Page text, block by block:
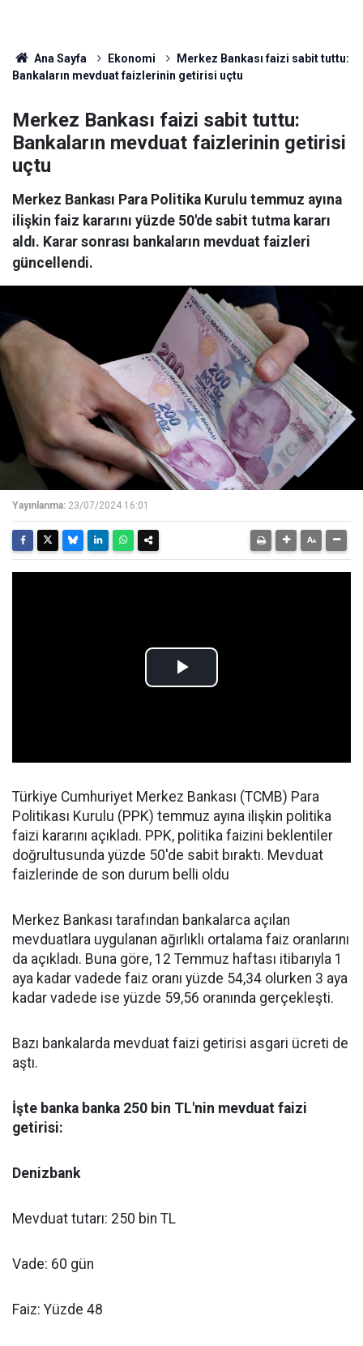
Ana Sayfa Ekonomi
Merkez Bankası faizi sabit tuttu:
Bankaların mevduat faizlerinin getirisi uçtu
Merkez Bankası faizi sabit tuttu:
Bankaların mevduat faizlerinin getirisi
uçtu
Merkez Bankası Para Politika Kurulu temmuz ayına
ilişkin faiz kararını yüzde 50'de sabit tutma kararı
aldı. Karar sonrası bankaların mevduat faizleri
güncellendi.
Yayınlanma: 23/07/2024 16:01
Türkiye Cumhuriyet Merkez Bankası (TCMB) Para
Politikası Kurulu (PPK) temmuz ayına ilişkin politika
faizi kararını açıkladı. PPK, politika faizini beklentiler
doğrultusunda yüzde 50'de sabit bıraktı. Mevduat
faizlerinde de son durum belli oldu
Merkez Bankası tarafından bankalarca açılan
mevduatlara uygulanan ağırlıklı ortalama faiz oranlarını
da açıkladı. Buna göre, 12 Temmuz haftası itibarıyla 1
aya kadar vadede faiz oranı yüzde 54,34 olurken 3 aya
kadar vadede ise yüzde 59,56 oranında gerçekleşti.
Bazı bankalarda mevduat faizi getirisi asgari ücreti de
aştı.
İşte banka banka 250 bin TL'nin mevduat faizi
getirisi:
Denizbank
Mevduat tutarı: 250 bin TL
Vade: 60 gün
Faiz: Yüzde 48